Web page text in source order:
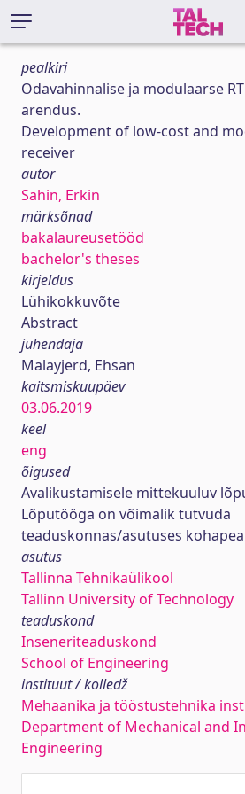
pealkiri
Odavahinnalise ja modulaarse
arendus.
Development of low-cost and
receiver
autor
Sahin, Erkin
märksõnad
bakalaureusetööd
bachelor's theses
kirjeldus
Lühikokkuvõte
Abstract
juhendaja
Malayjerd, Ehsan
kaitsmiskuupäev
03.06.2019
keel
eng
õigused
Avalikustamisele mittekuuluv
Lõputööga on võimalik tutvuda
teaduskonnas/asutuses
asutus
Tallinna Tehnikaülikool
Tallinn University of Technology
teaduskond
Inseneriteaduskond
School of Engineering
instituut / kolledž
Mehaanika ja tööstustehnika
Department of Mechanical and
Engineering